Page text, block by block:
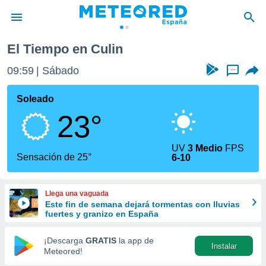
de
por
que se
calidad.
a este
las
y
forma
digital
basada
El Tiempo en Culin
09:59 Sábado ...
Soleado
23°
Sensación de 25°
UV3 Medio FPS
6-10
Llega una vaguada
Este fin de semana dejará tormentas con lluvias
fuertes y granizo en España
¡Descarga GRATIS la app de
Meteored!
Instalar